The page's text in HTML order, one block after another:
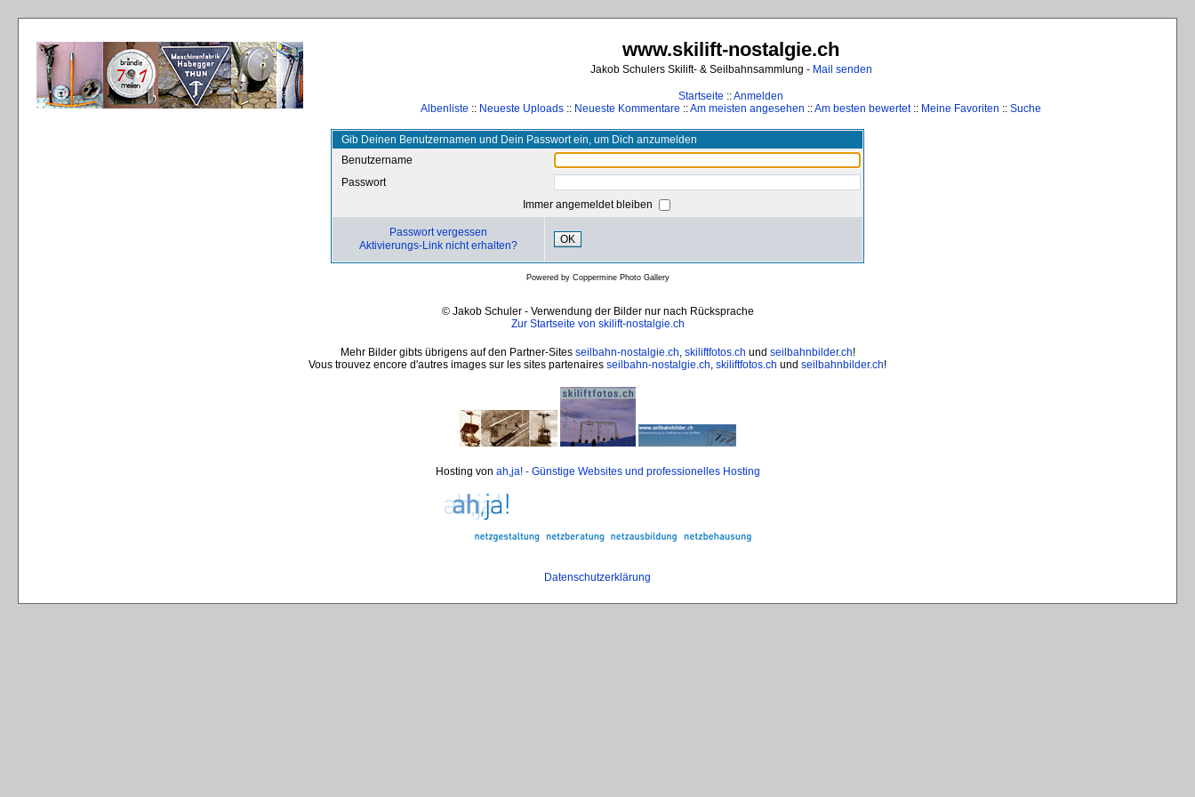
www.skilift-nostalgie.ch
Jakob Schulers Skilift- & Seilbahnsammlung - Mail senden
Startseite ::Anmelden
Albenliste :: Neueste Uploads :: Neueste Kommentare ::Am meisten angesehen ::Am besten bewertet:: Meine Favoriten :: Suche
Gib Deinen Benutzernamen und Dein Passwort ein, um Dich anzumelden
Benutzername
Passwort
Immer angemeldet bleiben
Passwort vergessen
Aktivierungs-Link nicht erhalten?
OK
Powered by Coppermine Photo Gallery
© Jakob Schuler - Verwendung der Bilder nur nach Rücksprache
Zur Startseite von skilift-nostalgie.ch
Mehr Bilder gibts übrigens auf den Partner-Sites seilbahn-nostalgie.ch, skiliftfotos.ch und seilbahnbilder.ch!
Vous trouvez encore d'autres images sur les sites partenaires seilbahn-nostalgie.ch, skiliftfotos.ch und seilbahnbilder.ch!
Hosting von ah,ja! - Günstige Websites und professionelles Hosting
Datenschutzerklärung